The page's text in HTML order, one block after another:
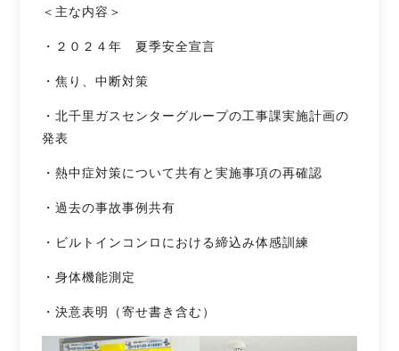
＜主な内容＞
・２０２４年 夏季安全宣言
・焦り、中断対策
・北千里ガスセンターグループの工事課実施計画の
発表
・熱中症対策について共有と実施事項の再確認
・過去の事故事例共有
・ビルトインコンロにおける締込み体感訓練
・身体機能測定
・決意表明（寄せ書き含む）